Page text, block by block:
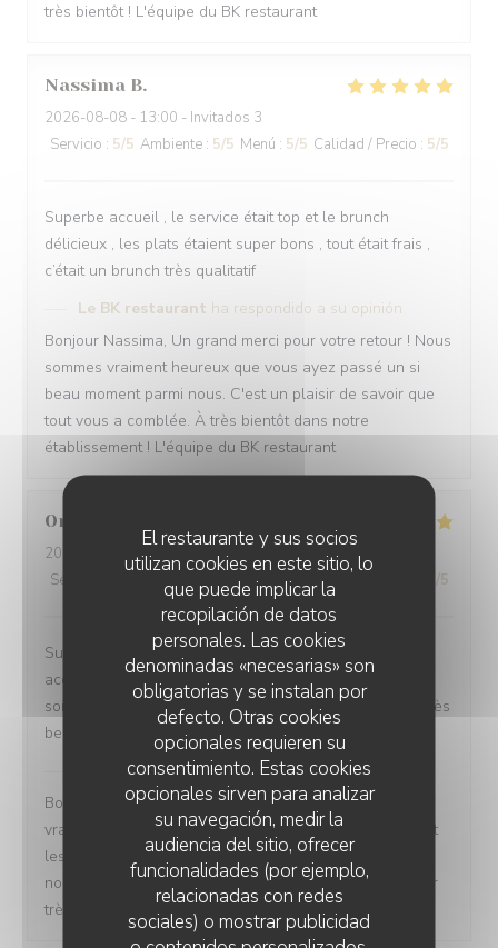
El restaurante y sus socios
utilizan cookies en este sitio, lo
que puede implicar la
recopilación de datos
personales. Las cookies
denominadas «necesarias» son
obligatorias y se instalan por
defecto. Otras cookies
opcionales requieren su
consentimiento. Estas cookies
opcionales sirven para analizar
su navegación, medir la
audiencia del sitio, ofrecer
funcionalidades (por ejemplo,
relacionadas con redes
sociales) o mostrar publicidad
très bientôt ! L'équipe du BK restaurant
Nassima B
2026-08-08 - 13:00 - Invitados 3
Servicio : 5/5 Ambiente : 5/5 Menú : 5/5 Calidad / Precio : 5/5
Superbe accueil , le service était top et le brunch
délicieux , les plats étaient super bons , tout était frais ,
c’était un brunch très qualitatif
Le BK restaurant ha respondido a su opinión
Bonjour Nassima, Un grand merci pour votre retour ! Nous
sommes vraiment heureux que vous ayez passé un si
beau moment parmi nous. C'est un plaisir de savoir que
tout vous a comblée. À très bientôt dans notre
établissement ! L'équipe du BK restaurant
Ornella
2026-08-08
- 13:00 - Invitados 11
Servicio
Menú 5 Calidad / Precio /5
Super brunch ! Nous étions 8 et avons été très bien
accueillis. Un personnel adorable, souriant et aux petits
soins. Les plats étaient délicieux et bien copieux. Une très
belle expérience, nous reviendrons avec plaisir !
Le BK restaurant ha respondido a su opinión
Bonjour Ornella, Merci pour ce retour qui nous fait
vraiment plaisir ! Accueillir un groupe de 8 personnes et
les voir repartir avec le sourire, c'est exactement ce qui
nous motive chaque jour. Nous espérons vous retrouver
très bientôt ! L'équipe du BK restaurant